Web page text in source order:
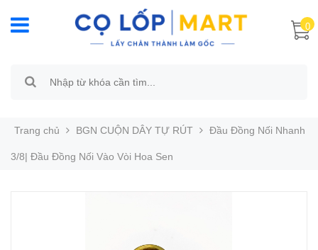
0
Trang chủ BGN CUỘN DÂY TỰ RÚT Đầu Đồng Nối Nhanh
3/8| Đầu Đồng Nối Vào Vòi Hoa Sen